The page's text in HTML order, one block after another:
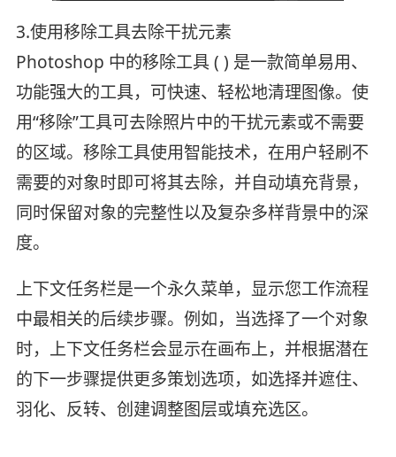
3.使用移除工具去除干扰元素
Photoshop 中的移除工具 ( ) 是一款简单易用、
功能强大的工具，可快速、轻松地清理图像。使
用“移除”工具可去除照片中的干扰元素或不需要
的区域。移除工具使用智能技术，在用户轻刷不
需要的对象时即可将其去除，并自动填充背景，
同时保留对象的完整性以及复杂多样背景中的深
度。
上下文任务栏是一个永久菜单，显示您工作流程
中最相关的后续步骤。例如，当选择了一个对象
时，上下文任务栏会显示在画布上，并根据潜在
的下一步骤提供更多策划选项，如选择并遮住、
羽化、反转、创建调整图层或填充选区。